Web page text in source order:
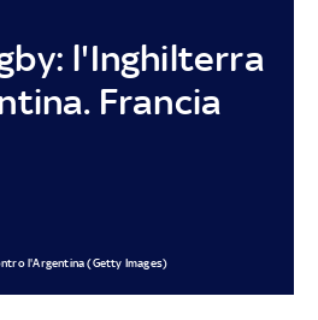
l'Inghilterra
Francia
l'Argentina (Getty Images)